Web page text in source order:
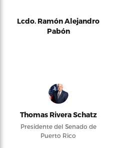
Lcdo. Ramón Alejandro
Pabón
Thomas Rivera Schatz
Presidente del Senado de
Puerto Rico